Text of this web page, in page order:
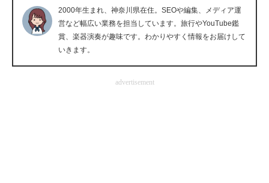
企業向けIT製品の総合サイト
IT製品の技術・比較・事例
製造業のIT導入・活用を支援
2000年生まれ、神奈川県在住。SEOや編集、メディア運
営など幅広い業務を担当しています。旅行やYouTube鑑
賞、楽器演奏が趣味です。わかりやすく情報をお届けして
いきます。
advertisement